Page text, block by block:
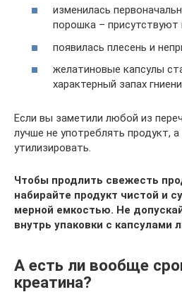
изменилась
порошка – присутствуют
появилась плесень и
желатиновые капсулы
характерный запах
Если вы заметили любой из
лучше не употреблять продукт, а
утилизировать.
Чтобы продлить свежесть
набирайте продукт чистой и
мерной емкостью. Не
внутрь упаковки с капсулами
А есть ли вообще
креатина?